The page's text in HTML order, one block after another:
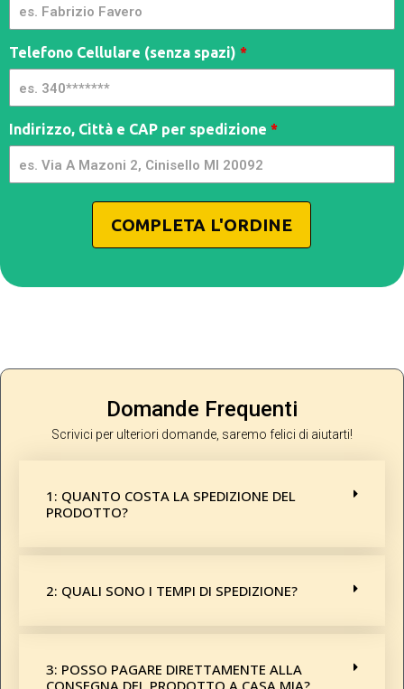
Limitl3ss
- M
Telefono Cellulare (senza spazi) *
Indirizzo, Città e CAP per spedizione *
COMPLETA L'ORDINE
Domande Frequenti
Scrivici per ulteriori domande, saremo felici di aiutarti!
1: QUANTO COSTA LA SPEDIZIONE DEL
PRODOTTO?
2: QUALI SONO I TEMPI DI SPEDIZIONE?
3: POSSO PAGARE DIRETTAMENTE ALLA